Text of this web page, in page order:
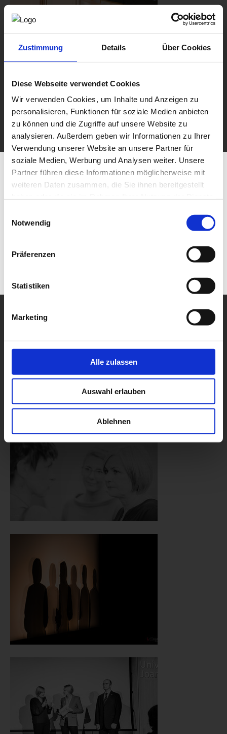
Zustimmung Details Über Cookies
Diese Webseite verwendet Cookies
Wir verwenden Cookies, um Inhalte und Anzeigen zu
personalisieren, Funktionen für soziale Medien anbieten
zu können und die Zugriffe auf unsere Website zu
analysieren. Außerdem geben wir Informationen zu Ihrer
Verwendung unserer Website an unsere Partner für
soziale Medien, Werbung und Analysen weiter. Unsere
Partner führen diese Informationen möglicherweise mit
weiteren Daten zusammen, die Sie ihnen bereitgestellt
Notwendig
Präferenzen
Statistiken
Marketing
Alle zulassen
Auswahl erlauben
Ablehnen